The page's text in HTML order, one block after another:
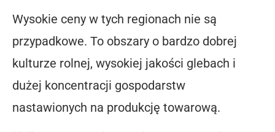
Wysokie ceny w tych regionach nie są
przypadkowe. To obszary o bardzo dobrej
kulturze rolnej, wysokiej jakości glebach i
dużej koncentracji gospodarstw
nastawionych na produkcję towarową.